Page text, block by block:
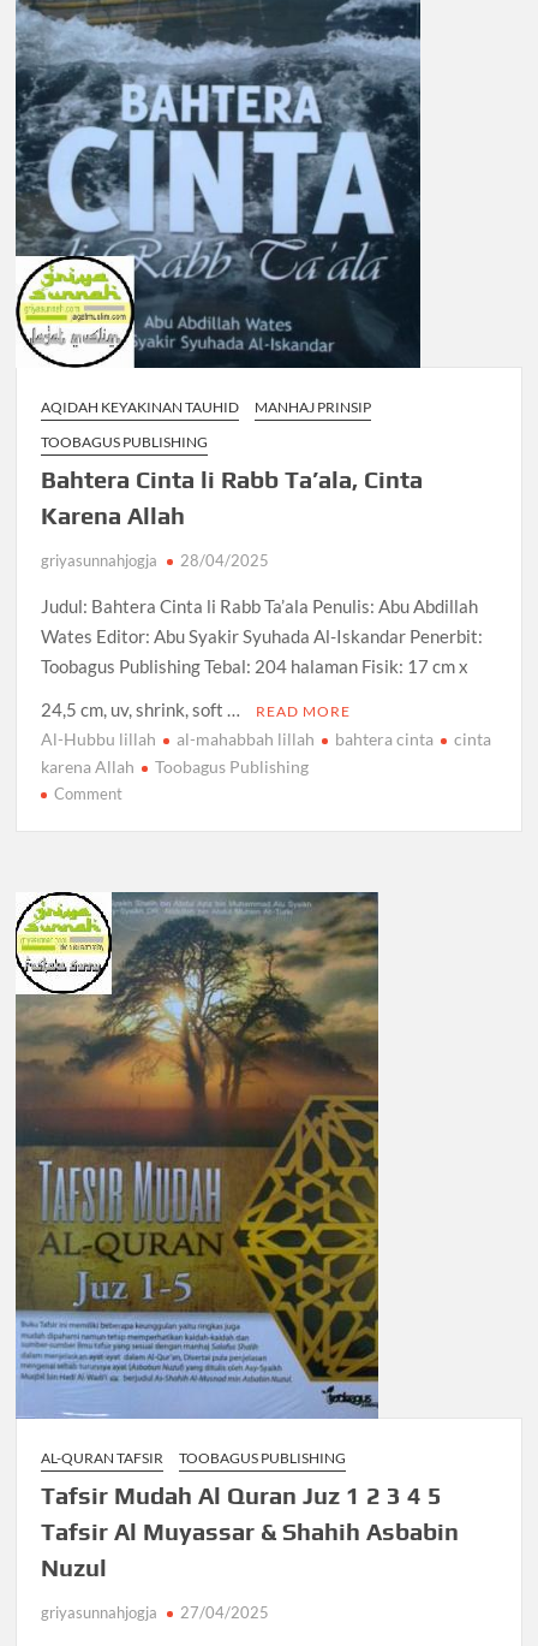
AQIDAH KEYAKINAN TAUHID
MANHAJ PRINSIP
TOOBAGUS PUBLISHING
Bahtera Cinta li Rabb Ta’ala, Cinta
Karena Allah
griyasunnahjogja 28/04/2025
Judul: Bahtera Cinta li Rabb Ta’ala Penulis: Abu Abdillah
Wates Editor: Abu Syakir Syuhada Al-Iskandar Penerbit:
Toobagus Publishing Tebal: 204 halaman Fisik: 17 cm x
24,5 cm, uv, shrink, soft …
READ MORE
Al-Hubbu lillah al-mahabbah lillah bahtera cinta
cinta
karena Allah
Toobagus Publishing
Commenton
Rabb
Ta’ala,
Cinta
Karena
Allah
AL-QURAN TAFSIR TOOBAGUS PUBLISHING
Tafsir Mudah Al Quran Juz 1 2 3 4 5
Tafsir Al Muyassar & Shahih Asbabin
Nuzul
griyasunnahjogja 27/04/2025